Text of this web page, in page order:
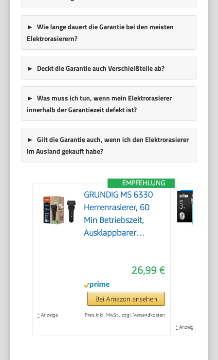
Wie lange dauert die Garantie bei den meisten
Elektrorasierern?
Deckt die Garantie auch Verschleißteile ab?
Was muss ich tun, wenn mein Elektrorasierer
innerhalb der Garantiezeit defekt ist?
Gilt die Garantie auch, wenn ich den Elektrorasierer
im Ausland gekauft habe?
EMPFEHLUNG
GRUNDIG MS 6330
Herrenrasierer, 60
Min Betriebszeit,
Ausklappbarer
Schneidsystem,
Gehäuse aus 74%
recyceltem Kunststoff,
Weltweite Nutzung,
26,99 €
Bei Amazon ansehen
* Anzeige Preis inkl. MwSt., zzgl. Versandkosten
* Anzeige